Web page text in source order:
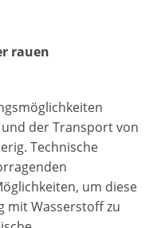
rauen
der Transport von
Technische
um diese
mit Wasserstoff zu